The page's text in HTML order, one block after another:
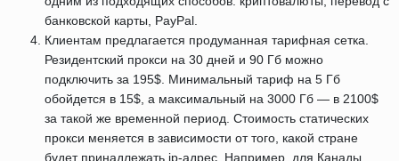
банковской карты, PayPal.
Клиентам предлагается продуманная тарифная сетка.
Резидентский прокси на 30 дней и 90 Гб можно
подключить за 195$. Минимальный тариф на 5 Гб
обойдется в 15$, а максимальный на 3000 Гб — в 2100$
за такой же временной период. Стоимость статических
прокси меняется в зависимости от того, какой стране
будет принадлежать ip-адрес. Например, для Канады,